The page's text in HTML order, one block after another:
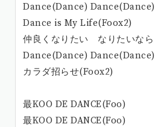
Dance(Dance) Dance(Dance)
Dance is My Life(Foox2)
仲良くなりたい なりたいなら
Dance(Dance) Dance(Dance)
カラダ招らせ(Foox2)
最KOO DE DANCE(Foo)
最KOO DE DANCE(Foo)